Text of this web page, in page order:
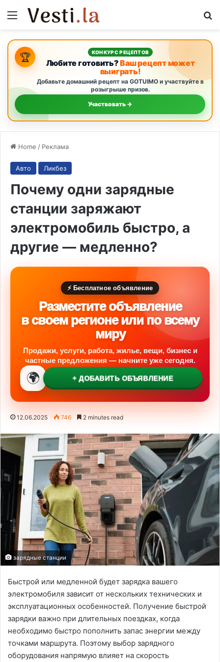
Menu
🏆 КОНКУРС РЕЦЕПТОВ
Любите готовить?Ваш рецепт может
выиграть!
Добавьте домашний рецепт на GOTUIMO и участвуйте в
розыгрыше призов.
Участвовать →
Home / Реклама
Авто Ликбез
Почему одни зарядные
станции заряжают
электромобиль быстро, а
другие — медленно?
⚡ Бесплатное объявление
Разместите объявление
в своем регионе или по всему
миру
Продажи, услуги, работа, жилье, вещи, бизнес и
частные предложения — начните уже сегодня.
🌍 + ДОБАВИТЬ ОБЪЯВЛЕНИЕ
12.06.2025 746 2 minutes read
зарядные станции
Быстрой или медленной будет зарядка вашего
электромобиля зависит от нескольких технических и
эксплуатационных особенностей. Получение быстрой
зарядки важно при длительных поездках, когда
необходимо быстро пополнить запас энергии между
точками маршрута. Поэтому выбор зарядного
оборудования напрямую влияет на скорость